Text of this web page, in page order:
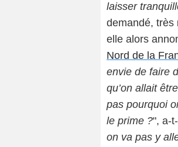
laisser
demandé, très
elle alors
Nord de la
envie de faire
qu’on allait
pas pourquoi
le prime ?", a-
on va pas y